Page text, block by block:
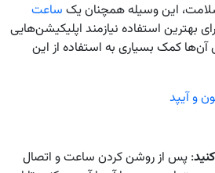
سلامت، این وسیله همچنان یک ساعت
بهترین استفاده نیازمند اپلیکیشن‌هایی
کمک بسیاری به استفاده از این
و آیپد
: پس از روشن کردن ساعت و اتصال